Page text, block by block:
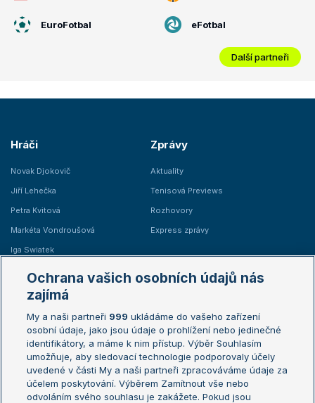
EuroFotbal eFotbal
Další partneři
Hráči
Novak Djokovič
Jiří Lehečka
Petra Kvitová
Markéta Vondroušová
Iga Swiatek
Zprávy
Aktuality
Tenisová Previews
Rozhovory
Express zprávy
Žebříčky
Žebříček ATP (muži)
Žebříček WTA (ženy)
Sázkařský žebříček
Australian Open
French Open
Wimbledon
US Open
Turnaj mistrů
Ochrana vašich osobních údajů nás
zajímá
My a naši partneři 999 ukládáme do vašeho zařízení
osobní údaje, jako jsou údaje o prohlížení nebo jedinečné
identifikátory, a máme k nim přístup. Výběr Souhlasím
umožňuje, aby sledovací technologie podporovaly účely
uvedené v části My a naši partneři zpracováváme údaje za
účelem poskytování. Výběrem Zamítnout vše nebo
odvoláním svého souhlasu je zakážete. Pokud jsou